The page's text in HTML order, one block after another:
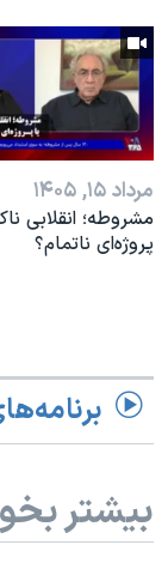
مرداد ۱۵, ۱۴۰۵
مشروطه؛ انقلابى
پروژه‌ای نا‌تمام؟
بیشتر